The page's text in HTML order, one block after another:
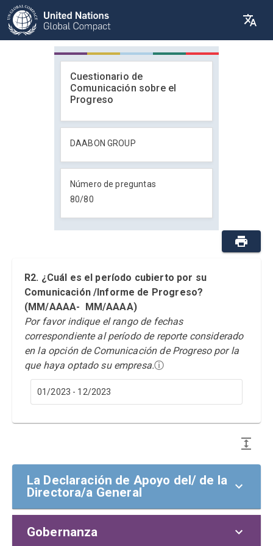
Cuestionario de
Comunicación sobre el
Progreso
DAABON GROUP
Número de preguntas
80/80
R2. ¿Cuál es el período cubierto por su
Comunicación /Informe de Progreso?
(MM/AAAA- MM/AAAA)
Por favor indique el rango de fechas
correspondiente al período de reporte considerado
en la opción de Comunicación de Progreso por la
que haya optado su empresa.ⓘ
01/2023 - 12/2023
La Declaración de Apoyo del/ de la
Directora/a General
la Declaración de apoyo del/ de la
Gobernanza